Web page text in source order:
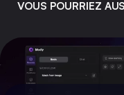
VOUS POURRIEZ